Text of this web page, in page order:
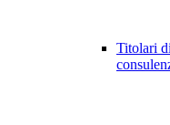
Titolari